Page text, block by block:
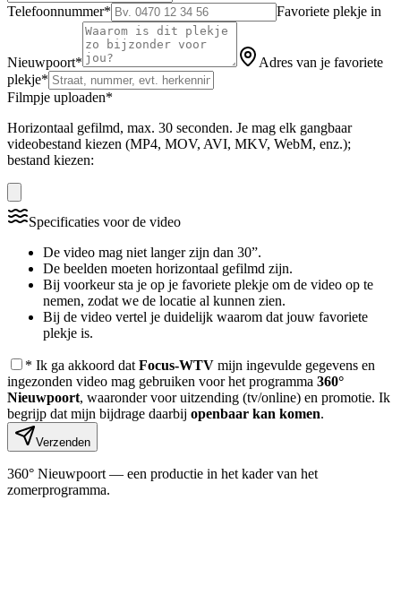
Telefoonnummer* Favoriete plekje in
Nieuwpoort*
Adres van je favoriete
plekje*
Filmpje uploaden*
Horizontaal gefilmd, max. 30 seconden. Je mag elk gangbaar
videobestand kiezen (MP4, MOV, AVI, MKV, WebM, enz.);
bestand kiezen:
Specificaties voor de video
De video mag niet langer zijn dan 30”.
De beelden moeten horizontaal gefilmd zijn.
Bij voorkeur sta je op je favoriete plekje om de video op te
nemen, zodat we de locatie al kunnen zien.
Bij de video vertel je duidelijk waarom dat jouw favoriete
plekje is.
* Ik ga akkoord dat Focus-WTV mijn ingevulde gegevens en
ingezonden video mag gebruiken voor het programma 360°
Nieuwpoort, waaronder voor uitzending (tv/online) en promotie. Ik
begrijp dat mijn bijdrage daarbij openbaar kan komen.
Verzenden
360° Nieuwpoort — een productie in het kader van het
zomerprogramma.